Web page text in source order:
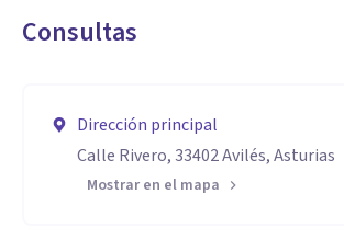
Consultas
Dirección principal
Calle Rivero, 33402 Avilés, Asturias
Mostrar en el mapa